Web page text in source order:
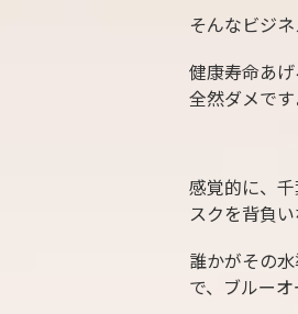
そんなビジ
健康寿命あ
全然ダメで
感覚的に、
スクを背負
誰かがその
で、ブルー